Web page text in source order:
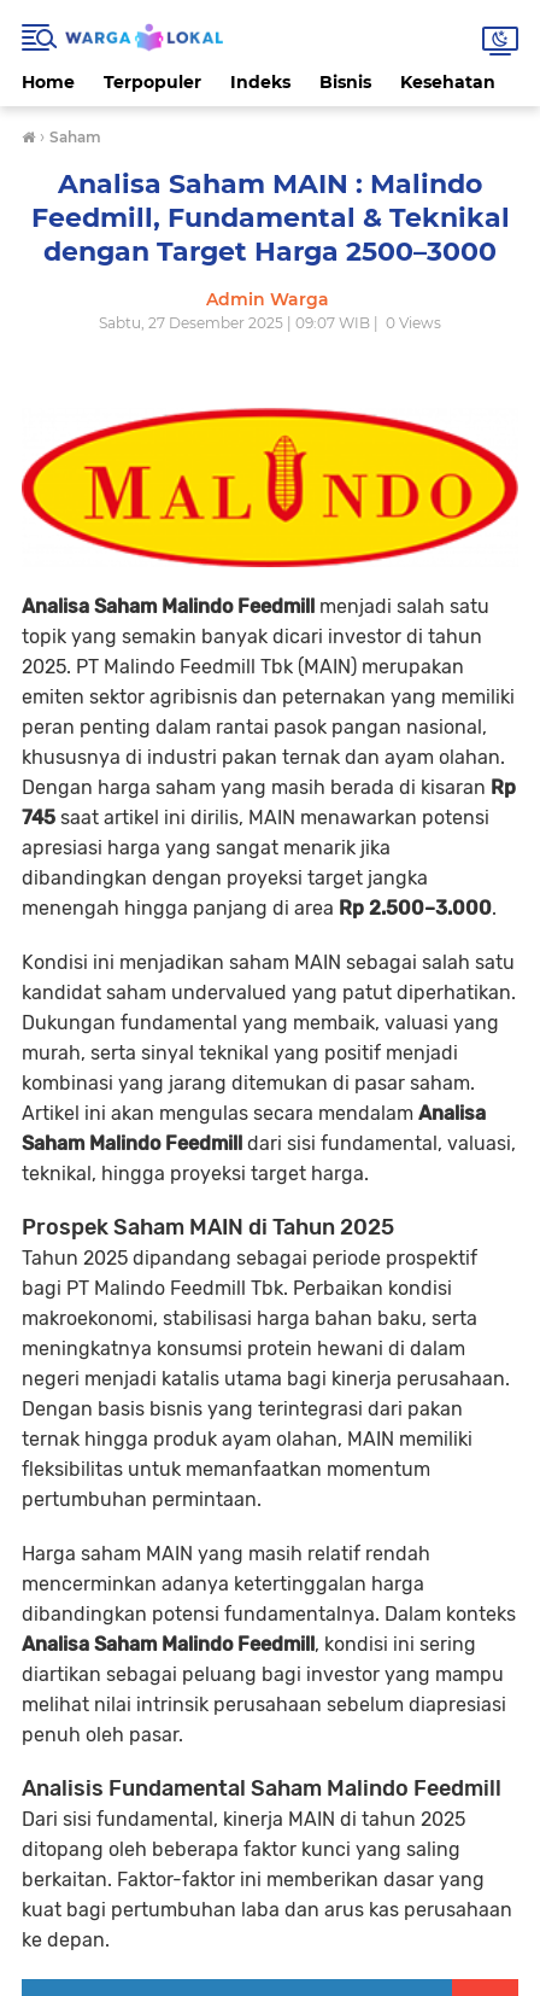
Home Terpopuler Indeks Bisnis Kesehatan
› Saham
Analisa Saham MAIN : Malindo
Feedmill, Fundamental & Teknikal
dengan Target Harga 2500–3000
Admin Warga
Sabtu, 27 Desember 2025 | 09:07 WIB | 0 Views
Analisa Saham Malindo Feedmill menjadi salah satu
topik yang semakin banyak dicari investor di tahun
2025. PT Malindo Feedmill Tbk (MAIN) merupakan
emiten sektor agribisnis dan peternakan yang memiliki
peran penting dalam rantai pasok pangan nasional,
khususnya di industri pakan ternak dan ayam olahan.
Dengan harga saham yang masih berada di kisaran Rp
745 saat artikel ini dirilis, MAIN menawarkan potensi
apresiasi harga yang sangat menarik jika
dibandingkan dengan proyeksi target jangka
menengah hingga panjang di area Rp 2.500–3.000.
Kondisi ini menjadikan saham MAIN sebagai salah satu
kandidat saham undervalued yang patut diperhatikan.
Dukungan fundamental yang membaik, valuasi yang
murah, serta sinyal teknikal yang positif menjadi
kombinasi yang jarang ditemukan di pasar saham.
Artikel ini akan mengulas secara mendalam Analisa
Saham Malindo Feedmill dari sisi fundamental, valuasi,
teknikal, hingga proyeksi target harga.
Prospek Saham MAIN di Tahun 2025
Tahun 2025 dipandang sebagai periode prospektif
bagi PT Malindo Feedmill Tbk. Perbaikan kondisi
makroekonomi, stabilisasi harga bahan baku, serta
meningkatnya konsumsi protein hewani di dalam
negeri menjadi katalis utama bagi kinerja perusahaan.
Dengan basis bisnis yang terintegrasi dari pakan
ternak hingga produk ayam olahan, MAIN memiliki
fleksibilitas untuk memanfaatkan momentum
pertumbuhan permintaan.
Harga saham MAIN yang masih relatif rendah
mencerminkan adanya ketertinggalan harga
dibandingkan potensi fundamentalnya. Dalam konteks
Analisa Saham Malindo Feedmill, kondisi ini sering
diartikan sebagai peluang bagi investor yang mampu
melihat nilai intrinsik perusahaan sebelum diapresiasi
penuh oleh pasar.
Analisis Fundamental Saham Malindo Feedmill
Dari sisi fundamental, kinerja MAIN di tahun 2025
ditopang oleh beberapa faktor kunci yang saling
berkaitan. Faktor-faktor ini memberikan dasar yang
kuat bagi pertumbuhan laba dan arus kas perusahaan
ke depan.